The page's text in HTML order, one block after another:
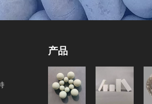
产品
研磨介质
球磨机内
衬砖